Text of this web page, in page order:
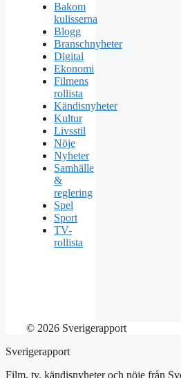
Bakom
kulisserna
Blogg
Branschnyheter
Digital
Ekonomi
Filmens
rollista
Kändisnyheter
Kultur
Livsstil
Nöje
Nyheter
Samhälle
&
reglering
Spel
Sport
TV-
rollista
© 2026 Sverigerapport
Sverigerapport
Film, tv, kändisnyheter och nöje från